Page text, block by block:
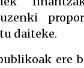
daiteke.
ere